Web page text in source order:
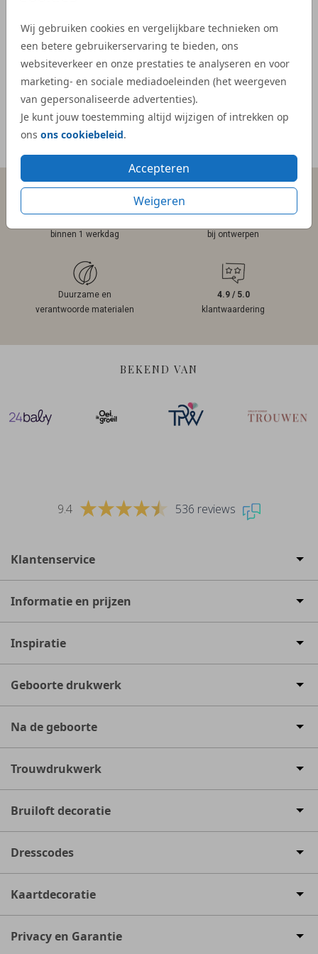
Wij gebruiken cookies en vergelijkbare technieken om
een betere gebruikerservaring te bieden, ons
websiteverkeer en onze prestaties te analyseren en voor
marketing- en sociale mediadoeleinden (het weergeven
van gepersonaliseerde advertenties).
Je kunt jouw toestemming altijd wijzigen of intrekken op
ons ons cookiebeleid.
Accepteren
Weigeren
- Kelly
binnen 1 werkdag
bij ontwerpen
Duurzame en
verantwoorde materialen
4.9 / 5.0
klantwaardering
BEKEND VAN
9.4 536 reviews
Klantenservice
Informatie en prijzen
Inspiratie
Geboorte drukwerk
Na de geboorte
Trouwdrukwerk
Bruiloft decoratie
Dresscodes
Kaartdecoratie
Privacy en Garantie